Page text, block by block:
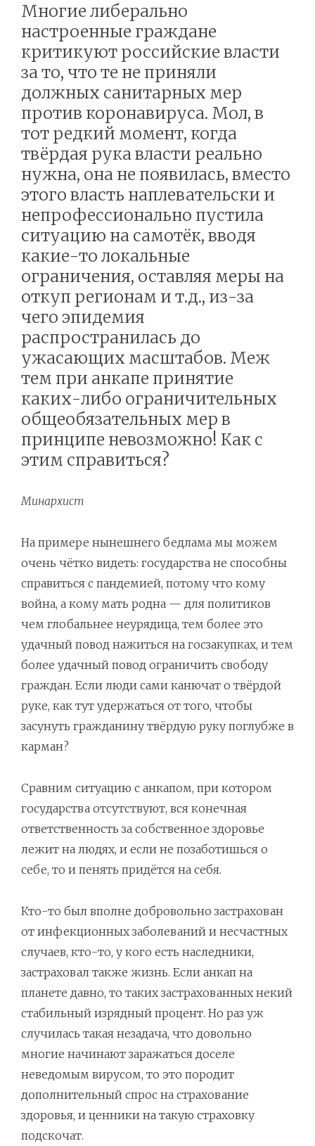
Многие либерально
настроенные граждане
критикуют российские власти
за то, что те не приняли
должных санитарных мер
против коронавируса. Мол, в
тот редкий момент, когда
твёрдая рука власти реально
нужна, она не появилась, вместо
этого власть наплевательски и
непрофессионально пустила
ситуацию на самотёк, вводя
какие-то локальные
ограничения, оставляя меры на
откуп регионам и т.д., из-за
чего эпидемия
распространилась до
ужасающих масштабов. Меж
тем при анкапе принятие
каких-либо ограничительных
общеобязательных мер в
принципе невозможно! Как с
этим справиться?
Минархист
На примере нынешнего бедлама мы можем
очень чётко видеть: государства не способны
справиться с пандемией, потому что кому
война, а кому мать родна — для политиков
чем глобальнее неурядица, тем более это
удачный повод нажиться на госзакупках, и тем
более удачный повод ограничить свободу
граждан. Если люди сами канючат о твёрдой
руке, как тут удержаться от того, чтобы
засунуть гражданину твёрдую руку поглубже в
карман?
Сравним ситуацию с анкапом, при котором
государства отсутствуют, вся конечная
ответственность за собственное здоровье
лежит на людях, и если не позаботишься о
себе, то и пенять придётся на себя.
Кто-то был вполне добровольно застрахован
от инфекционных заболеваний и несчастных
случаев, кто-то, у кого есть наследники,
застраховал также жизнь. Если анкап на
планете давно, то таких застрахованных некий
стабильный изрядный процент. Но раз уж
случилась такая незадача, что довольно
многие начинают заражаться доселе
неведомым вирусом, то это породит
дополнительный спрос на страхование
здоровья, и ценники на такую страховку
подскочат.